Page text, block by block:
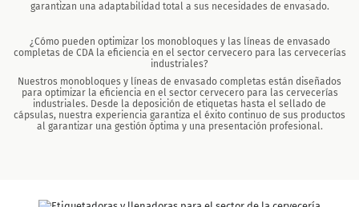
garantizan una adaptabilidad total a sus necesidades de envasado.
¿Cómo pueden optimizar los monobloques y las líneas de envasado
completas de CDA la eficiencia en el sector cervecero para las cervecerías
industriales?
Nuestros monobloques y líneas de envasado completas están diseñados
para optimizar la eficiencia en el sector cervecero para las cervecerías
industriales. Desde la deposición de etiquetas hasta el sellado de
cápsulas, nuestra experiencia garantiza el éxito continuo de sus productos
al garantizar una gestión óptima y una presentación profesional.